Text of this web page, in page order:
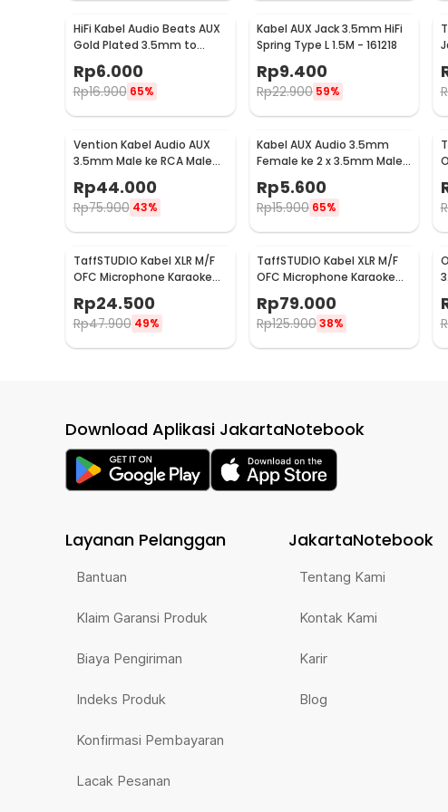
HiFi Kabel Audio Beats AUX
Gold Plated 3.5mm to
3.5mm 1M
Rp6.000
Rp16.900 65%
Kabel AUX Jack 3.5mm HiFi
Spring Type L 1.5M - 161218
Rp9.400
Rp22.900 59%
Vention Kabel Audio AUX
3.5mm Male ke RCA Male
Rp44.000
Rp75.900 43%
Kabel AUX Audio 3.5mm
Female ke 2 x 3.5mm Male
Nylon Braided 20cm - K908
Rp5.600
Rp15.900 65%
TaffSTUDIO Kabel XLR M/F
OFC Microphone Karaoke
Rp24.500
Rp47.900 49%
TaffSTUDIO Kabel XLR M/F
OFC Microphone Karaoke
Rp79.000
Rp125.90038%
Download Aplikasi JakartaNotebook
Layanan Pelanggan
Bantuan
Klaim Garansi Produk
Biaya Pengiriman
Indeks Produk
Konfirmasi Pembayaran
Lacak Pesanan
JakartaNotebook
Tentang Kami
Kontak Kami
Karir
Blog